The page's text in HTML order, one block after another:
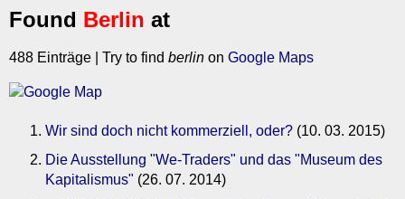
Found Berlin at
488 Einträge | Try to find berlin on Google Maps
Wir sind doch nicht kommerziell, oder? (10. 03. 2015)
Die Ausstellung "We-Traders" und das "Museum des
Kapitalismus" (26. 07. 2014)